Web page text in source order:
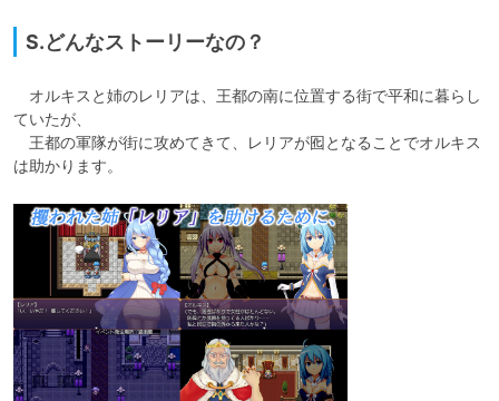
S.どんなストーリーなの？
オルキスと姉のレリアは、王都の南に位置する街で平和に暮らし
ていたが、
王都の軍隊が街に攻めてきて、レリアが囮となることでオルキス
は助かります。